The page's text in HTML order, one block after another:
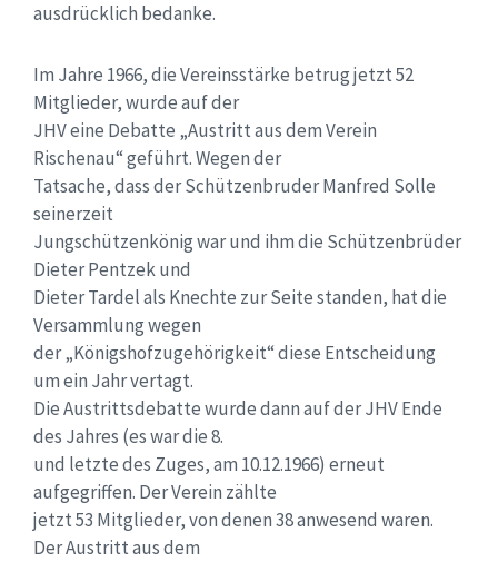
ausdrücklich bedanke.
Im Jahre 1966, die Vereinsstärke betrug jetzt 52
Mitglieder, wurde auf der
JHV eine Debatte „Austritt aus dem Verein
Rischenau“ geführt. Wegen der
Tatsache, dass der Schützenbruder Manfred Solle
seinerzeit
Jungschützenkönig war und ihm die Schützenbrüder
Dieter Pentzek und
Dieter Tardel als Knechte zur Seite standen, hat die
Versammlung wegen
der „Königshofzugehörigkeit“ diese Entscheidung
um ein Jahr vertagt.
Die Austrittsdebatte wurde dann auf der JHV Ende
des Jahres (es war die 8.
und letzte des Zuges, am 10.12.1966) erneut
aufgegriffen. Der Verein zählte
jetzt 53 Mitglieder, von denen 38 anwesend waren.
Der Austritt aus dem